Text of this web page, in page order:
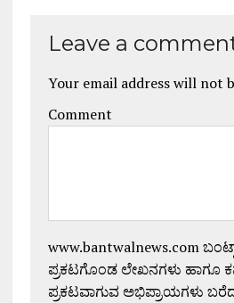
Leave a
Your email address will not
Comment
www.bantwalnews.com
ಪ್ರಕಟಗೊಂಡ ಲೇಖನಗಳು ಹಾಗೂ
ಪ್ರಕಟವಾಗುವ ಅಭಿಪ್ರಾಯಗಳು